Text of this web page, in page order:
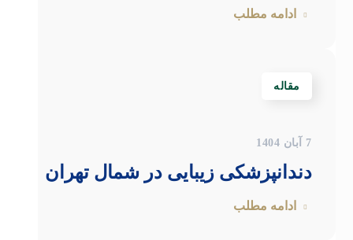
ادامه مطلب
مقاله
7 آبان 1404
دندانپزشکی زیبایی در شمال تهران
ادامه مطلب